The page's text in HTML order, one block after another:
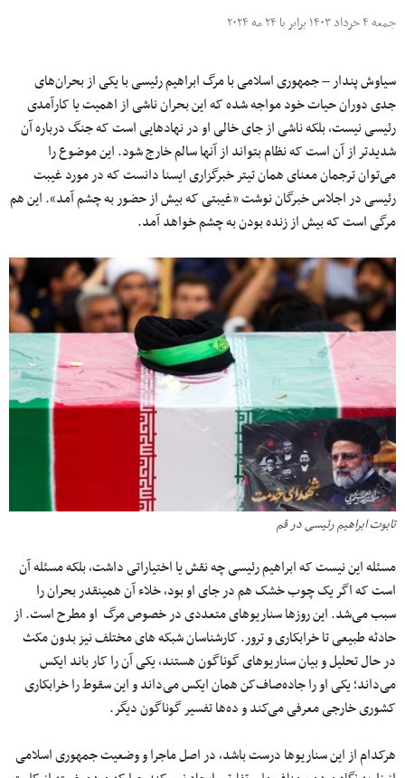
جمعه ۴ خرداد ۱۴۰۳ برابر با ۲۴ مه ۲۰۲۴
سیاوش پندار – جمهوری اسلامی با مرگ ابراهیم رئیسی با یکی از بحران‌های
جدی دوران حیات خود مواجه شده که این بحران ناشی از اهمیت یا کارآمدی
رئیسی نیست، بلکه ناشی از جای خالی او در نهادهایی است که جنگ درباره آن
شدیدتر از آن است که نظام بتواند از آنها سالم خارج شود. این موضوع را
می‌توان ترجمان معنای همان تیتر خبرگزاری ایسنا دانست که در مورد غیبت
رئیسی در اجلاس خبرگان نوشت «غیبتی که بیش از حضور به چشم آمد». این هم
مرگی است که بیش از زنده بودن به چشم خواهد آمد.
تابوت ابراهیم رئیسی در قم
مسئله این نیست که ابراهیم رئیسی چه نقش یا اختیاراتی داشت، بلکه مسئله آن
است که اگر یک چوب خشک هم در جای او بود، خلاء آن همینقدر بحران را
سبب می‌شد. این روزها سناریوهای متعددی در خصوص مرگ او مطرح است. از
حادثه طبیعی تا خرابکاری و ترور. کارشناسان شبکه های مختلف نیز بدون مکث
در حال تحلیل و بیان سناریوهای گوناگون هستند، یکی آن را کار باند ایکس
می‌داند؛ یکی او را جاده‌صاف‌کن همان ایکس می‌داند و این سقوط را خرابکاری
کشوری خارجی معرفی می‌کند و ده‌ها تفسیر گوناگون دیگر.
هرکدام از این سناریوها درست باشد، در اصل ماجرا و وضعیت جمهوری اسلامی